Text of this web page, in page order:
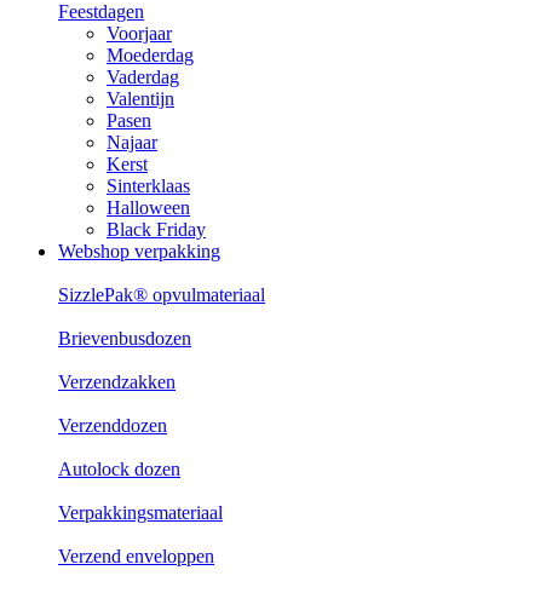
Feestdagen
Voorjaar
Moederdag
Vaderdag
Valentijn
Pasen
Najaar
Kerst
Sinterklaas
Halloween
Black Friday
Webshop verpakking
SizzlePak® opvulmateriaal
Brievenbusdozen
Verzendzakken
Verzenddozen
Autolock dozen
Verpakkingsmateriaal
Verzend enveloppen